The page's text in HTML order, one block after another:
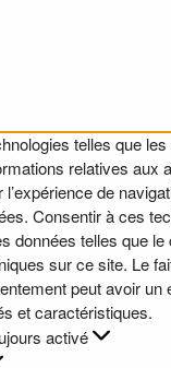
telles que
relatives aux
de
Consentir à ces
données telles que
sur ce site. Le
peut avoir un
et caractéristiques.
activé